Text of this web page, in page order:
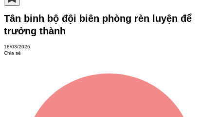
Tân binh bộ đội biên phòng rèn luyện để
trưởng thành
18/03/2026
Chia sẻ